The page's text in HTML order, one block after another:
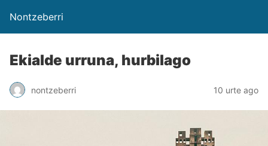
Nontzeberri
Ekialde urruna, hurbilago
nontzeberri 10 urte ago